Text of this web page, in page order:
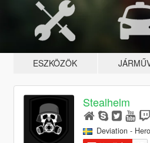
ESZKÖZÖK
Stealhelm
Deviation -